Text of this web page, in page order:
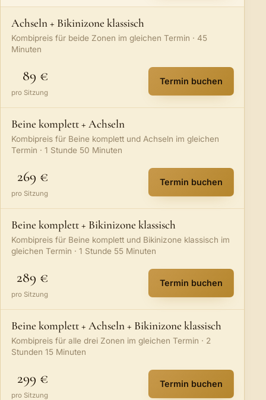
Achseln + Bikinizone klassisch
Kombipreis für beide Zonen im gleichen Termin · 45
Minuten
89 €
pro Sitzung
Termin buchen
:Achseln +
Beine komplett + Achseln
Kombipreis für Beine komplett und Achseln im gleichen
Termin · 1 Stunde 50 Minuten
269 €
pro Sitzung
Termin buchen
:Beine komplett
Beine komplett + Bikinizone klassisch
Kombipreis für Beine komplett und Bikinizone klassisch im
gleichen Termin · 1 Stunde 55 Minuten
289 €
pro Sitzung
Termin buchen
:Beine komplett
Beine komplett + Achseln + Bikinizone klassisch
Kombipreis für alle drei Zonen im gleichen Termin · 2
Stunden 15 Minuten
299 €
pro Sitzung
Termin buchen
:Beine komplett